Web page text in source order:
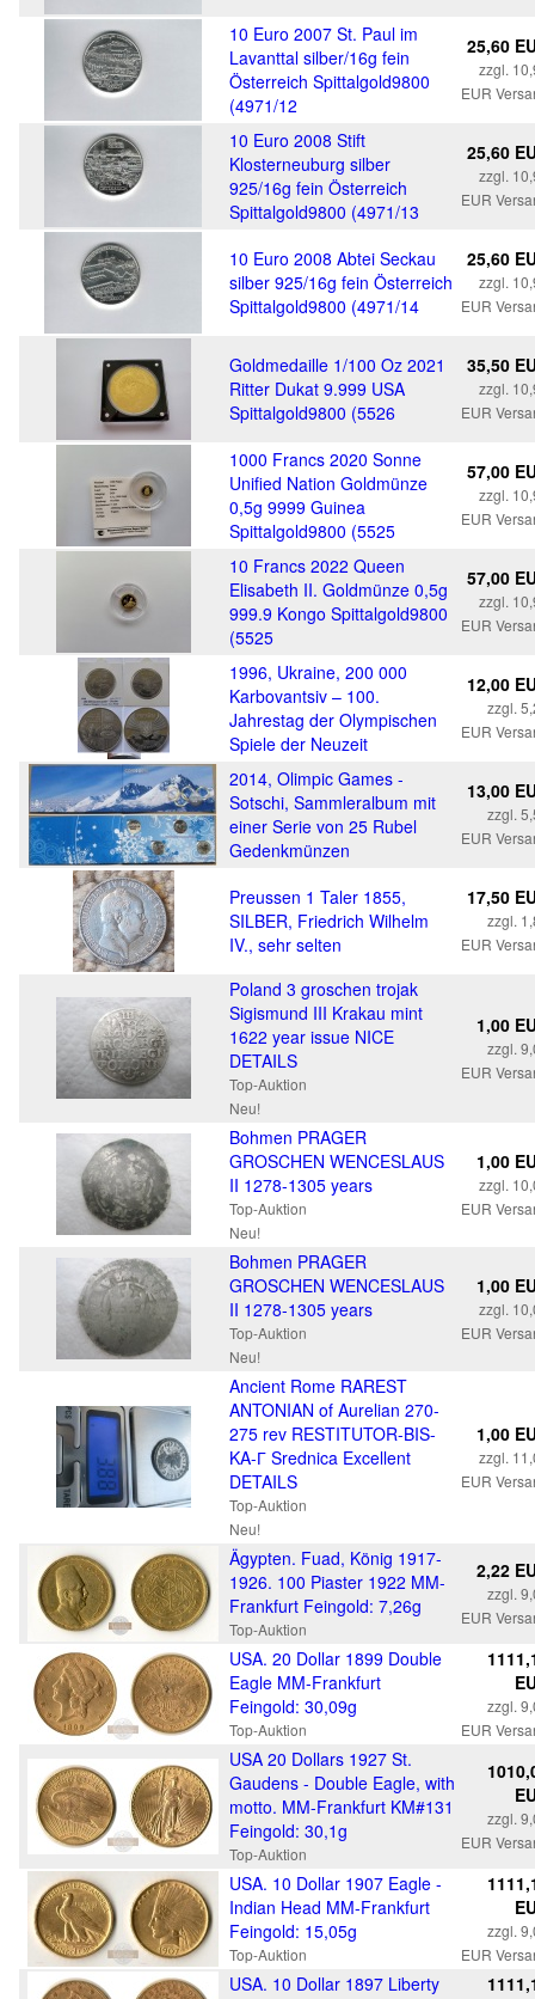
10 Euro 2007 St. Paul im
Lavanttal silber/16g fein
Österreich Spittalgold9800
(4971/12
25,60
zzgl.
EUR
10 Euro 2008 Stift
Klosterneuburg silber
925/16g fein Österreich
Spittalgold9800 (4971/13
25,60
zzgl.
EUR
10 Euro 2008 Abtei Seckau
silber 925/16g fein Österreich
Spittalgold9800 (4971/14
25,60
zzgl.
EUR
Goldmedaille 1/100 Oz 2021
Ritter Dukat 9.999 USA
Spittalgold9800 (5526
35,50
zzgl.
EUR
1000 Francs 2020 Sonne
Unified Nation Goldmünze
0,5g 9999 Guinea
Spittalgold9800 (5525
57,00
zzgl.
EUR
10 Francs 2022 Queen
Elisabeth II. Goldmünze 0,5g
999.9 Kongo Spittalgold9800
(5525
57,00
zzgl.
EUR
1996, Ukraine, 200 000
Karbovantsiv – 100.
Jahrestag der Olympischen
Spiele der Neuzeit
12,00
zzgl.
EUR
2014, Olimpic Games -
Sotschi, Sammleralbum mit
einer Serie von 25 Rubel
Gedenkmünzen
13,00
zzgl.
EUR
Preussen 1 Taler 1855,
SILBER, Friedrich Wilhelm
IV., sehr selten
17,50
zzgl.
EUR
Poland 3 groschen trojak
Sigismund III Krakau mint
1622 year issue NICE
DETAILS
Top-Auktion
Neu!
1,00
zzgl.
EUR
Bohmen PRAGER
GROSCHEN WENCESLAUS
II 1278-1305 years
Top-Auktion
Neu!
1,00
zzgl.
EUR
Bohmen PRAGER
GROSCHEN WENCESLAUS
II 1278-1305 years
Top-Auktion
Neu!
1,00
zzgl.
EUR
Ancient Rome RAREST
ANTONIAN of Aurelian 270-
275 rev RESTITUTOR-BIS-
KA-Г Srednica Excellent
DETAILS
Top-Auktion
Neu!
1,00
zzgl.
EUR
Ägypten. Fuad, König 1917-
1926. 100 Piaster 1922 MM-
Frankfurt Feingold: 7,26g
Top-Auktion
2,22
zzgl.
EUR
USA. 20 Dollar 1899 Double
Eagle MM-Frankfurt
Feingold: 30,09g
Top-Auktion
zzgl.
EUR
USA 20 Dollars 1927 St.
Gaudens - Double Eagle, with
motto. MM-Frankfurt KM#131
Feingold: 30,1g
Top-Auktion
zzgl.
EUR
USA. 10 Dollar 1907 Eagle -
Indian Head MM-Frankfurt
Feingold: 15,05g
Top-Auktion
zzgl.
EUR
USA. 10 Dollar 1897 Liberty